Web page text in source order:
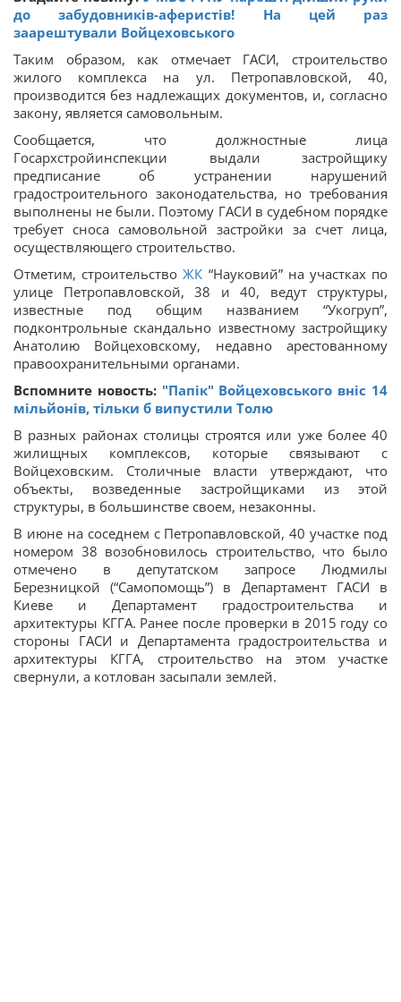
до забудовників-аферистів! На цей раз
заарештували Войцеховського
Таким образом, как отмечает ГАСИ, строительство
жилого комплекса на ул. Петропавловской, 40,
производится без надлежащих документов, и, согласно
закону, является самовольным.
Сообщается, что должностные лица
Госархстройинспекции выдали застройщику
предписание об устранении нарушений
градостроительного законодательства, но требования
выполнены не были. Поэтому ГАСИ в судебном порядке
требует сноса самовольной застройки за счет лица,
осуществляющего строительство.
Отметим, строительствоЖК “Науковий” на участках по
улице Петропавловской, 38 и 40, ведут структуры,
известные под общим названием “Укогруп”,
подконтрольные скандально известному застройщику
Анатолию Войцеховскому, недавно арестованному
правоохранительными органами.
Вспомните новость: "Папік" Войцеховського вніс 14
мільйонів, тільки б випустили Толю
В разных районах столицы строятся или уже более 40
жилищных комплексов, которые связывают с
Войцеховским. Столичные власти утверждают, что
объекты, возведенные застройщиками из этой
структуры, в большинстве своем, незаконны.
В июне на соседнем с Петропавловской, 40 участке под
номером 38 возобновилось строительство, что было
отмечено в депутатском запросе Людмилы
Березницкой (“Самопомощь”) в Департамент ГАСИ в
Киеве и Департамент градостроительства и
архитектуры КГГА. Ранее после проверки в 2015 году со
стороны ГАСИ и Департамента градостроительства и
архитектуры КГГА, строительство на этом участке
свернули, а котлован засыпали землей.